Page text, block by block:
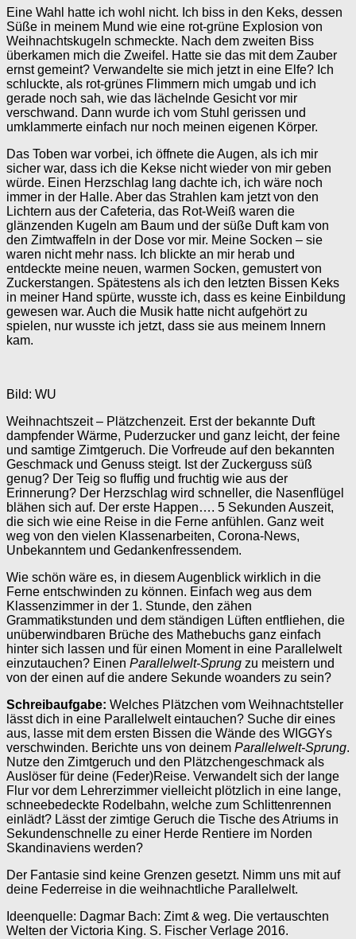
Eine Wahl hatte ich wohl nicht. Ich biss in den Keks, dessen
Süße in meinem Mund wie eine rot-grüne Explosion von
Weihnachtskugeln schmeckte. Nach dem zweiten Biss
überkamen mich die Zweifel. Hatte sie das mit dem Zauber
ernst gemeint? Verwandelte sie mich jetzt in eine Elfe? Ich
schluckte, als rot-grünes Flimmern mich umgab und ich
gerade noch sah, wie das lächelnde Gesicht vor mir
verschwand. Dann wurde ich vom Stuhl gerissen und
umklammerte einfach nur noch meinen eigenen Körper.
Das Toben war vorbei, ich öffnete die Augen, als ich mir
sicher war, dass ich die Kekse nicht wieder von mir geben
würde. Einen Herzschlag lang dachte ich, ich wäre noch
immer in der Halle. Aber das Strahlen kam jetzt von den
Lichtern aus der Cafeteria, das Rot-Weiß waren die
glänzenden Kugeln am Baum und der süße Duft kam von
den Zimtwaffeln in der Dose vor mir. Meine Socken – sie
waren nicht mehr nass. Ich blickte an mir herab und
entdeckte meine neuen, warmen Socken, gemustert von
Zuckerstangen. Spätestens als ich den letzten Bissen Keks
in meiner Hand spürte, wusste ich, dass es keine Einbildung
gewesen war. Auch die Musik hatte nicht aufgehört zu
spielen, nur wusste ich jetzt, dass sie aus meinem Innern
kam.
Bild: WU
Weihnachtszeit – Plätzchenzeit. Erst der bekannte Duft
dampfender Wärme, Puderzucker und ganz leicht, der feine
und samtige Zimtgeruch. Die Vorfreude auf den bekannten
Geschmack und Genuss steigt. Ist der Zuckerguss süß
genug? Der Teig so fluffig und fruchtig wie aus der
Erinnerung? Der Herzschlag wird schneller, die Nasenflügel
blähen sich auf. Der erste Happen…. 5 Sekunden Auszeit,
die sich wie eine Reise in die Ferne anfühlen. Ganz weit
weg von den vielen Klassenarbeiten, Corona-News,
Unbekanntem und Gedankenfressendem.
Wie schön wäre es, in diesem Augenblick wirklich in die
Ferne entschwinden zu können. Einfach weg aus dem
Klassenzimmer in der 1. Stunde, den zähen
Grammatikstunden und dem ständigen Lüften entfliehen, die
unüberwindbaren Brüche des Mathebuchs ganz einfach
hinter sich lassen und für einen Moment in eine Parallelwelt
einzutauchen? Einen Parallelwelt-Sprung zu meistern und
von der einen auf die andere Sekunde woanders zu sein?
Schreibaufgabe: Welches Plätzchen vom Weihnachtsteller
lässt dich in eine Parallelwelt eintauchen? Suche dir eines
aus, lasse mit dem ersten Bissen die Wände des WIGGYs
verschwinden. Berichte uns von deinem Parallelwelt-Sprung.
Nutze den Zimtgeruch und den Plätzchengeschmack als
Auslöser für deine (Feder)Reise. Verwandelt sich der lange
Flur vor dem Lehrerzimmer vielleicht plötzlich in eine lange,
schneebedeckte Rodelbahn, welche zum Schlittenrennen
einlädt? Lässt der zimtige Geruch die Tische des Atriums in
Sekundenschnelle zu einer Herde Rentiere im Norden
Skandinaviens werden?
Der Fantasie sind keine Grenzen gesetzt. Nimm uns mit auf
deine Federreise in die weihnachtliche Parallelwelt.
Ideenquelle: Dagmar Bach: Zimt & weg. Die vertauschten
Welten der Victoria King. S. Fischer Verlage 2016.